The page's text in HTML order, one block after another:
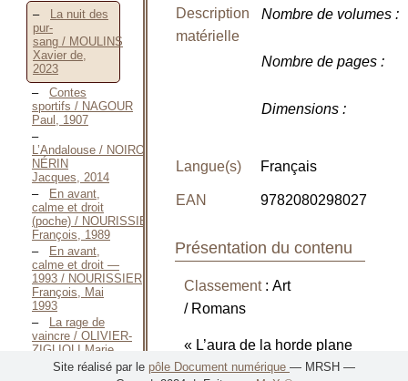
La nuit des
pur-
sang / MOULINS
Xavier de,
2023
Contes
sportifs / NAGOUR
Paul, 1907
L’Andalouse / NOIROT-
NÉRIN
Jacques, 2014
En avant,
calme et droit
(poche) / NOURISSIER
François, 1989
En avant,
calme et droit —
1993 / NOURISSIER
François, Mai
1993
La rage de
vaincre / OLIVIER-
ZIGLIOLI Marie,
2009
Description
matérielle
Nombre de volumes:
Nombre de pages:
Dimensions:
Langue(s) Français
EAN 9782080298027
Présentation du contenu
Classement: Art
/ Romans
« L’aura de la horde plane
au-dessus du cortège. La
Site réalisé par le pôle Document numérique — MRSH —